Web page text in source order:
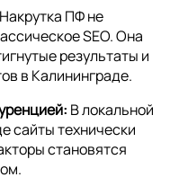
Накрутка ПФ не
SEO. Она
результаты и
в Калининграде.
В локальной
сайты технически
становятся